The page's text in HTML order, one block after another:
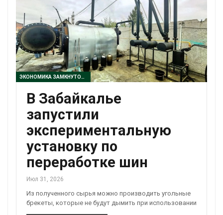
ЭКОНОМИКА ЗАМКНУТОГО ЦИКЛА
В Забайкалье
запустили
экспериментальную
установку по
переработке шин
Июл 31, 2026
Из полученного сырья можно производить угольные
брекеты, которые не будут дымить при использовании